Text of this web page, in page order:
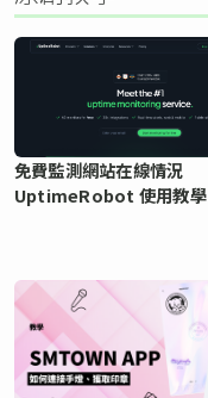
免費監測網站在線情況
UptimeRobot 使用教學